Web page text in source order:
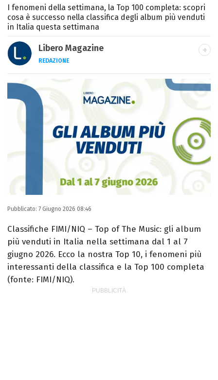
I fenomeni della settimana, la Top 100 completa: scopri
cosa è successo nella classifica degli album più venduti
in Italia questa settimana
Libero Magazine
REDAZIONE
E-MAIL
INSTAGRAM FACEBOOK
Libero Magazine è il canale del portale
Libero.it dedicato al mondo della
televisione, dello spettacolo e del gossip.
Pubblicato: 7 Giugno 2026 08:46
Classifiche FIMI/NIQ – Top of The Music: gli album
più venduti in Italia nella settimana dal 1 al 7
giugno 2026. Ecco la nostra Top 10, i fenomeni più
interessanti della classifica e la Top 100 completa
(fonte: FIMI/NIQ).